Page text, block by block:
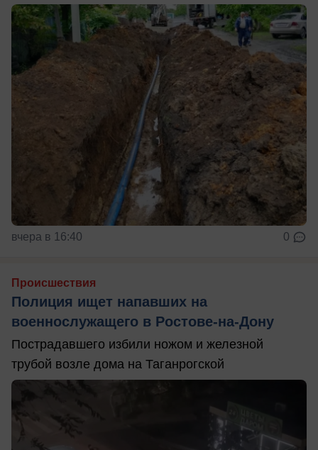
вчера в 16:40 0
Происшествия
Полиция ищет напавших на
военнослужащего в Ростове-на-Дону
Пострадавшего избили ножом и железной
трубой возле дома на Таганрогской